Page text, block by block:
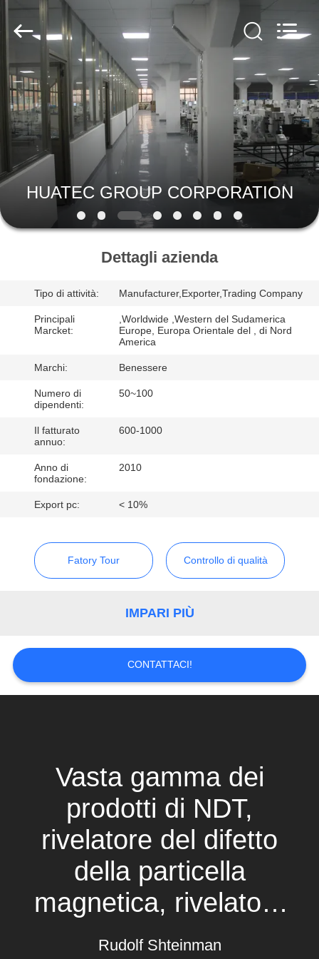
CASA
PRODOTTI
CIRCA
NOI
GIRO
CONTROLLO
QUALITÀ
CONTATTICI
RICHIEDA
UNA
CITAZIONE
MAPPA
DEL
PRIVACY
POLICY
GROUP
CORPORATION.
Reserved.
HUATEC GROUP CORPORATION
Dettagli azienda
Tipo di attività: Manufacturer,Exporter,Trading Company
Principali
Marcket:
,Worldwide ,Western del Sudamerica
Europe, Europa Orientale del , di Nord
America
Marchi: Benessere
Numero di
dipendenti:
50~100
Il fatturato
annuo:
600-1000
Anno di
fondazione:
2010
Export pc: < 10%
Fatory Tour Controllo di qualità
IMPARI PIÙ
CONTATTACI!
Vasta gamma dei
prodotti di NDT,
rivelatore del difetto
della particella
magnetica, rivelatore
del difetto del raggio
Rudolf Shteinman